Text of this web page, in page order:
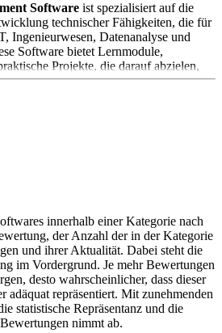
Software ist spezialisiert auf die
technischer Fähigkeiten, die für
Ingenieurwesen, Datenanalyse und
Software bietet Lernmodule,
Projekte, die darauf abzielen,
in spezifischen technischen
ist besonders wertvoll für
und Einzelpersonen, die ihre
halten oder ausbauen möchten, um
oder beruflich aufzusteigen.
eine Lösung folgende Features und
: Bietet strukturierte Lernpfade mit
bis zu fortgeschrittenen Themen
: Beinhaltet praktische Übungen,
echte Szenarien simulieren, um das
und Zertifizierung: Ermöglicht es
zu überwachen und Zertifikate
innerhalb einer Kategorie nach
der Anzahl der in der Kategorie
und ihrer Aktualität. Dabei steht die
im Vordergrund. Je mehr Bewertungen
desto wahrscheinlicher, dass dieser
adäquat repräsentiert. Mit zunehmenden
statistische Repräsentanz und die
nimmt ab.